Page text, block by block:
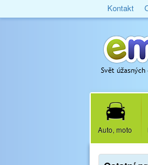
Kontakt
Auto, moto